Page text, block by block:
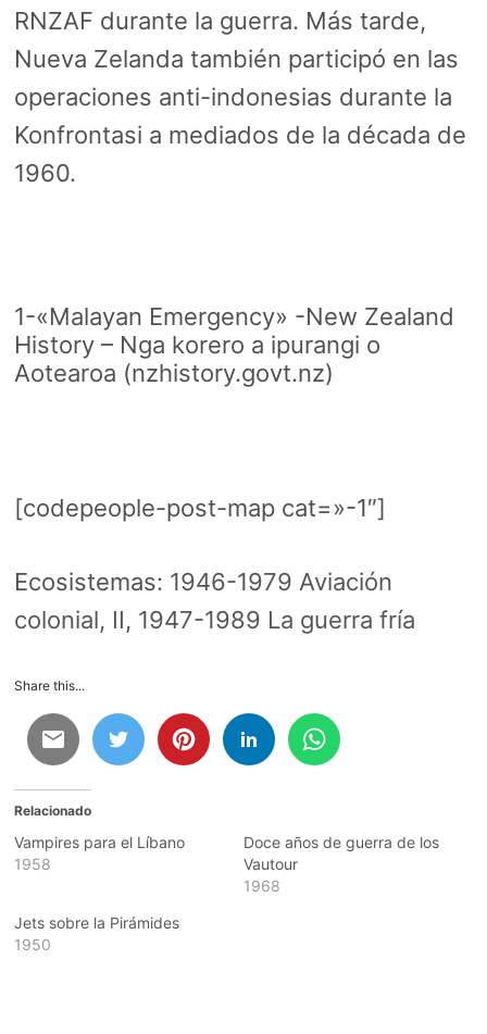
RNZAF durante la guerra. Más tarde,
Nueva Zelanda también participó en las
operaciones anti-indonesias durante la
Konfrontasi a mediados de la década de
1960.
1-«Malayan Emergency» -New Zealand
History – Nga korero a ipurangi o
Aotearoa (nzhistory.govt.nz)
[codepeople-post-map cat=»-1″]
Ecosistemas: 1946-1979 Aviación
colonial, II, 1947-1989 La guerra fría
Share this...
Relacionado
Vampires para el Líbano
1958
Doce años de guerra de los
Vautour
1968
Jets sobre la Pirámides
1950